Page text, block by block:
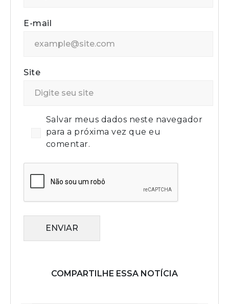
E-mail
Site
Salvar meus dados neste navegador
para a próxima vez que eu
comentar.
ENVIAR
COMPARTILHE ESSA NOTÍCIA